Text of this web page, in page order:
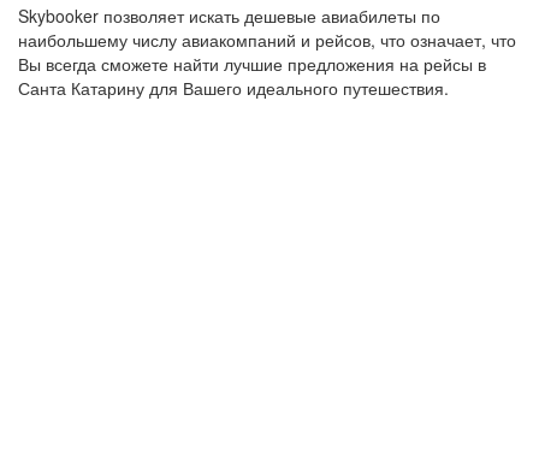
Skybooker позволяет искать дешевые авиабилеты по
наибольшему числу авиакомпаний и рейсов, что означает, что
Вы всегда сможете найти лучшие предложения на рейсы в
Санта Катарину для Вашего идеального путешествия.